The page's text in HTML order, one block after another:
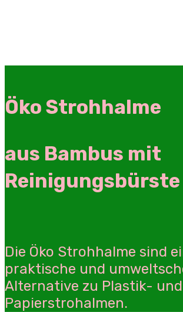
Öko Strohhalme
aus Bambus mit
Reinigungsbürste
Die Öko Strohhalme sind
praktische und
Alternative zu Plastik- und
Papierstrohalmen.